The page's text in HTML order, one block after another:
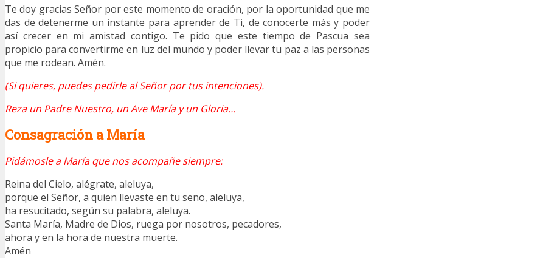
Te doy gracias Señor por este momento de oración, por la oportunidad que me
das de detenerme un instante para aprender de Ti, de conocerte más y poder
así crecer en mi amistad contigo. Te pido que este tiempo de Pascua sea
propicio para convertirme en luz del mundo y poder llevar tu paz a las personas
que me rodean. Amén.
(Si quieres, puedes pedirle al Señor por tus intenciones).
Reza un Padre Nuestro, un Ave María y un Gloria…
Consagración a María
Pidámosle a María que nos acompañe siempre:
Reina del Cielo, alégrate, aleluya,
porque el Señor, a quien llevaste en tu seno, aleluya,
ha resucitado, según su palabra, aleluya.
Santa María, Madre de Dios, ruega por nosotros, pecadores,
ahora y en la hora de nuestra muerte.
Amén